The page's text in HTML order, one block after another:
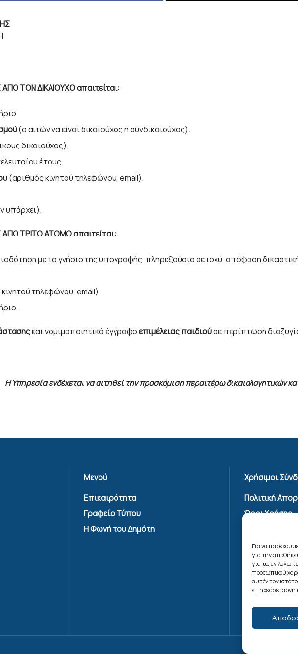
Για να
για την
για τις εν λόγω
προσωπικού
αυτόν τον
επηρεάσει
ΤΟΝ ΔΙΚΑΙΟΥΧΟ απαιτείται:
(ο αιτών να είναι δικαιούχος ή συνδικαιούχος).
δικαιούχος).
έτους.
(αριθμός κινητού τηλεφώνου, email).
υπάρχει).
ΤΡΙΤΟ ΑΤΟΜΟ απαιτείται:
με το γνήσιο της υπογραφής, πληρεξούσιο σε ισχύ, απόφαση
τηλεφώνου, email)
και νομιμοποιητικό έγγραφοεπιμέλειας παιδιούσε περίπτωση
Η Υπηρεσία ενδέχεται να αιτηθεί την προσκόμιση περαιτέρω δικαιολογητικών
Μενού
Επικαιρότητα
Γραφείο Τύπου
Η Φωνή του Δημότη
Χρήσιμοι
Πολιτική
Όροι Χρήσης
Πολιτική
(ΕΕ)